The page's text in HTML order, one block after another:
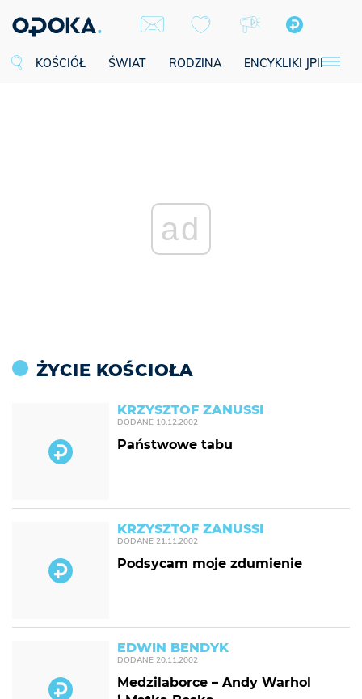
KOŚCIÓŁ ŚWIAT RODZINA ENCYKLIKI JPII
ad
ŻYCIE KOŚCIOŁA
KRZYSZTOF ZANUSSI
DODANE 10.12.2002
Państwowe tabu
KRZYSZTOF ZANUSSI
DODANE 21.11.2002
Podsycam moje zdumienie
EDWIN BENDYK
DODANE 20.11.2002
Medzilaborce – Andy Warhol